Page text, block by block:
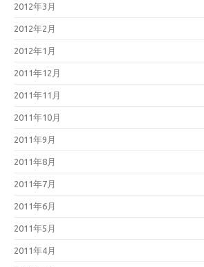
2012年3月
2012年2月
2012年1月
2011年12月
2011年11月
2011年10月
2011年9月
2011年8月
2011年7月
2011年6月
2011年5月
2011年4月